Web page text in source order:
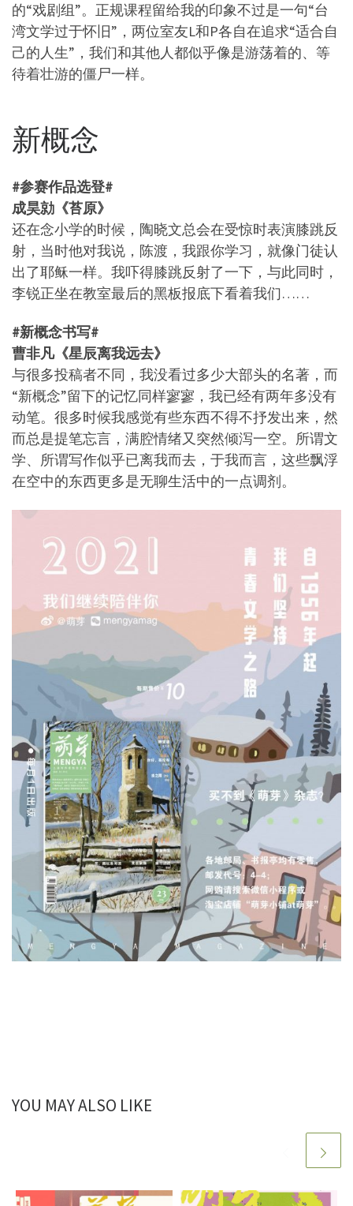
的“戏剧组”。正规课程留给我的印象不过是一句“台
湾文学过于怀旧”，两位室友L和P各自在追求“适合自
己的人生”，我们和其他人都似乎像是游荡着的、等
待着壮游的僵尸一样。
新概念
#参赛作品选登#
成昊勍《苔原》
还在念小学的时候，陶晓文总会在受惊时表演膝跳反
射，当时他对我说，陈渡，我跟你学习，就像门徒认
出了耶稣一样。我吓得膝跳反射了一下，与此同时，
李锐正坐在教室最后的黑板报底下看着我们……
#新概念书写#
曹非凡《星辰离我远去》
与很多投稿者不同，我没看过多少大部头的名著，而
“新概念”留下的记忆同样寥寥，我已经有两年多没有
动笔。很多时候我感觉有些东西不得不抒发出来，然
而总是提笔忘言，满腔情绪又突然倾泻一空。所谓文
学、所谓写作似乎已离我而去，于我而言，这些飘浮
在空中的东西更多是无聊生活中的一点调剂。
YOU MAY ALSO LIKE